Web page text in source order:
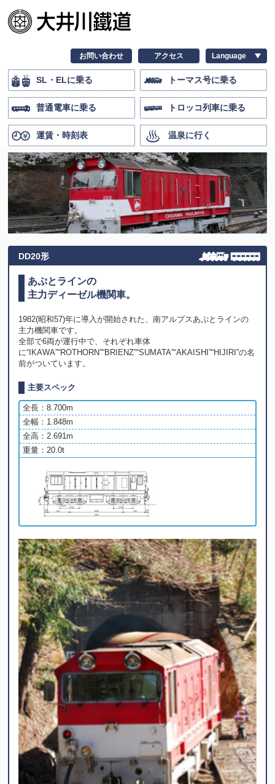
お問い合わせ アクセス
SL・ELに乗る トーマス号に乗る
普通電車に乗る トロッコ列車に乗る
運賃・時刻表 温泉に行く
DD20形
あぷとラインの
主力ディーゼル機関車。
1982(昭和57)年に導入が開始された、南アルプスあぷとラインの
主力機関車です。
全部で6両が運行中で、それぞれ車体
に“IKAWA”“ROTHORN”“BRIENZ”“SUMATA”“AKAISHI”“HIJIRI”の名
前がついています。
主要スペック
全長：8.700m
全幅：1.848m
全高：2.691m
重量：20.0t